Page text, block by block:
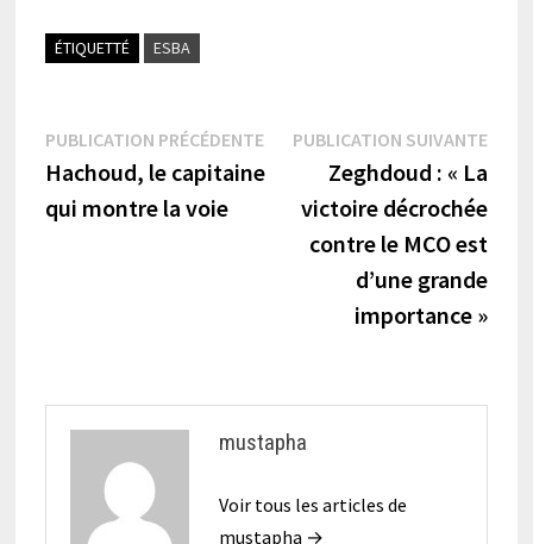
ÉTIQUETTÉ ESBA
Navigation
de
l’article
PUBLICATION PRÉCÉDENTEPublication
précédente :
Hachoud, le capitaine
qui montre la voie
PUBLICATION SUIVANTE
Zeghdoud : « La
victoire décrochée
contre le MCO est
d’une grande
importance »
mustapha
Voir tous les articles de
mustapha →